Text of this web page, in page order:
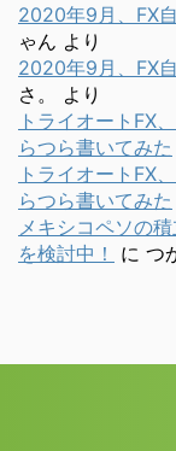
2020年9月、FX
ゃん より
2020年9月、FX
さ。
より
トライオートFX
らつら書いてみた
トライオートFX
らつら書いてみた
メキシコペソの
を検討中！
に つ